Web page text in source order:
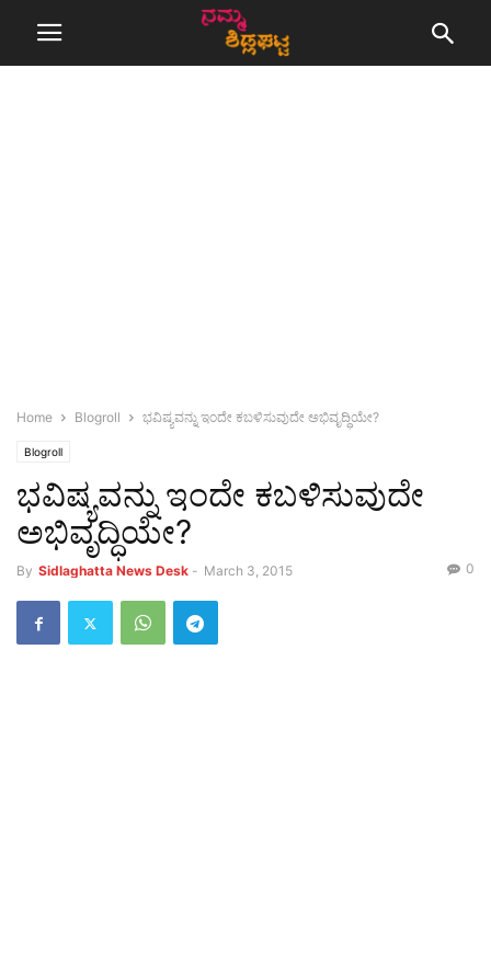
Home Blogroll ಭವಿಷ್ಯವನ್ನು ಇಂದೇ ಕಬಳಿಸುವುದೇ ಅಭಿವೃದ್ಧಿಯೇ?
Blogroll
ಭವಿಷ್ಯವನ್ನು ಇಂದೇ ಕಬಳಿಸುವುದೇ
ಅಭಿವೃದ್ಧಿಯೇ?
By Sidlaghatta News Desk - March 3, 2015 0